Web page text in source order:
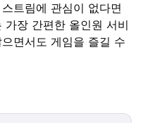
트림에 관심이 없다면
가장 간편한 올인원 서비
면서도 게임을 즐길 수